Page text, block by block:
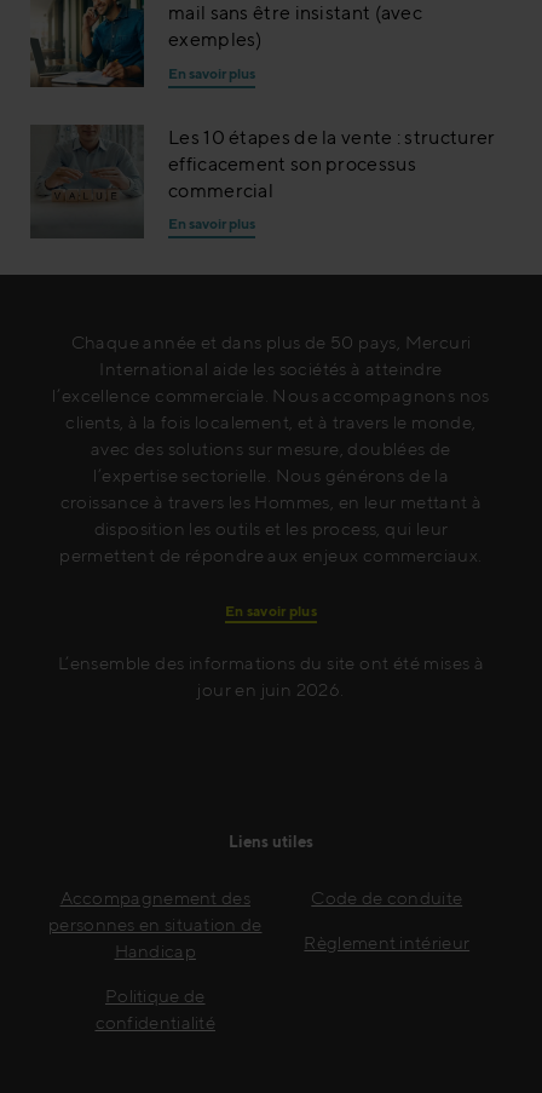
mail sans être insistant (avec
exemples)
En savoir plus
Les 10 étapes de la vente : structurer
efficacement son processus
commercial
En savoir plus
Chaque année et dans plus de 50 pays, Mercuri
International aide les sociétés à atteindre
l’excellence commerciale. Nous accompagnons nos
clients, à la fois localement, et à travers le monde,
avec des solutions sur mesure, doublées de
l’expertise sectorielle. Nous générons de la
croissance à travers les Hommes, en leur mettant à
disposition les outils et les process, qui leur
permettent de répondre aux enjeux commerciaux.
En savoir plus
L’ensemble des informations du site ont été mises à
jour en juin 2026.
Liens utiles
Accompagnement des
personnes en situation de
Handicap
Politique de
confidentialité
Code de conduite
Règlement intérieur